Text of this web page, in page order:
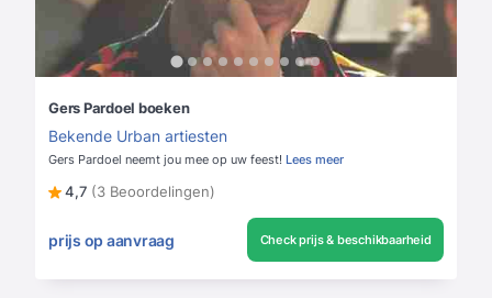
Gers Pardoel boeken
Bekende Urban artiesten
Gers Pardoel neemt jou mee op uw feest! Lees meer
4,7 (3 Beoordelingen)
prijs op aanvraag Check prijs & beschikbaarheid